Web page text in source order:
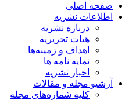
صفحه اصلی
اطلاعات نشریه
درباره نشریه
هیات تحریریه
اهداف و زمینه‌ها
نمایه نامه ها
اخبار نشریه
آرشیو مجله و مقالات
کلیه شماره‌های مجله